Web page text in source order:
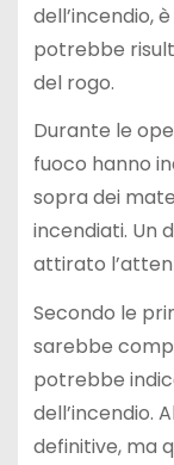
dell’incendio,
potrebbe
del rogo.
Durante le
fuoco hanno
sopra dei
incendiati. Un
attirato
Secondo le
sarebbe
potrebbe
dell’incendio.
definitive, ma